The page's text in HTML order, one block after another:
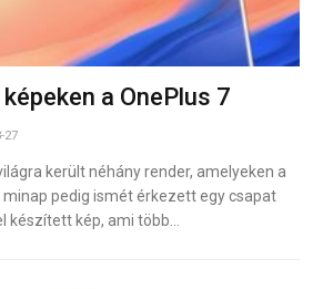
a OnePlus 7
27
került néhány render, amelyeken a
minap pedig ismét érkezett egy csapat
készített kép, ami több…